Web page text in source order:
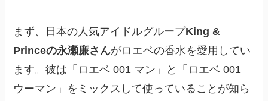
まず、日本の人気アイドルグループKing &
Princeの永瀬廉さんがロエベの香水を愛用してい
ます。彼は「ロエベ 001 マン」と「ロエベ 001
ウーマン」をミックスして使っていることが知ら